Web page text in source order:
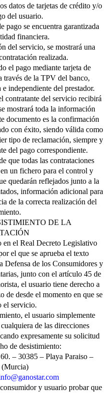
datos de tarjetas de crédito y/o
del usuario.
pago se encuentra garantizada
financiera.
del servicio, se mostrará una
realizada.
el pago mediante tarjeta de
través de la TPV del banco,
independiente del prestador.
contratante del servicio recibirá
mostrará toda la información
documento es la confirmación
con éxito, siendo válida como
tipo de reclamación, siempre y
del pago correspondiente.
que todas las contrataciones
un fichero para el control y
quedarán reflejados junto a la
información adicional para
de la correcta realización del
DE LA
en el Real Decreto Legislativo
el que se aprueba el texto
Defensa de los Consumidores y
junto con el artículo 45 de
el usuario tiene derecho a
de desde el momento en que se
el servicio.
el usuario simplemente
de las direcciones
expresamente su solicitud
de desistimiento:
– 30385 – Playa Paraiso –
(Murcia)
y usuario probar que